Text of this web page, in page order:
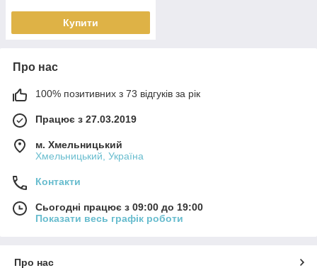
Купити
Про нас
100% позитивних з 73 відгуків за рік
Працює з 27.03.2019
м. Хмельницький
Хмельницький, Україна
Контакти
Сьогодні працює з 09:00 до 19:00
Показати весь графік роботи
Про нас